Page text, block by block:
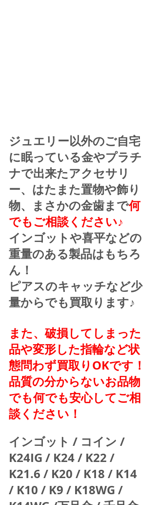
ジュエリー以外のご自宅
に眠っている金やプラチ
ナで出来たアクセサリ
ー、はたまた置物や飾り
物、まさかの金歯まで何
でもご相談ください♪
インゴットや喜平などの
重量のある製品はもちろ
ん！
ピアスのキャッチなど少
量からでも買取ります♪
また、破損してしまった
品や変形した指輪など状
態問わず買取りOKです！
品質の分からないお品物
でも何でも安心してご相
談ください！
インゴット / コイン /
K24IG / K24 / K22 /
K21.6 / K20 / K18 / K14
/ K10 / K9 / K18WG /